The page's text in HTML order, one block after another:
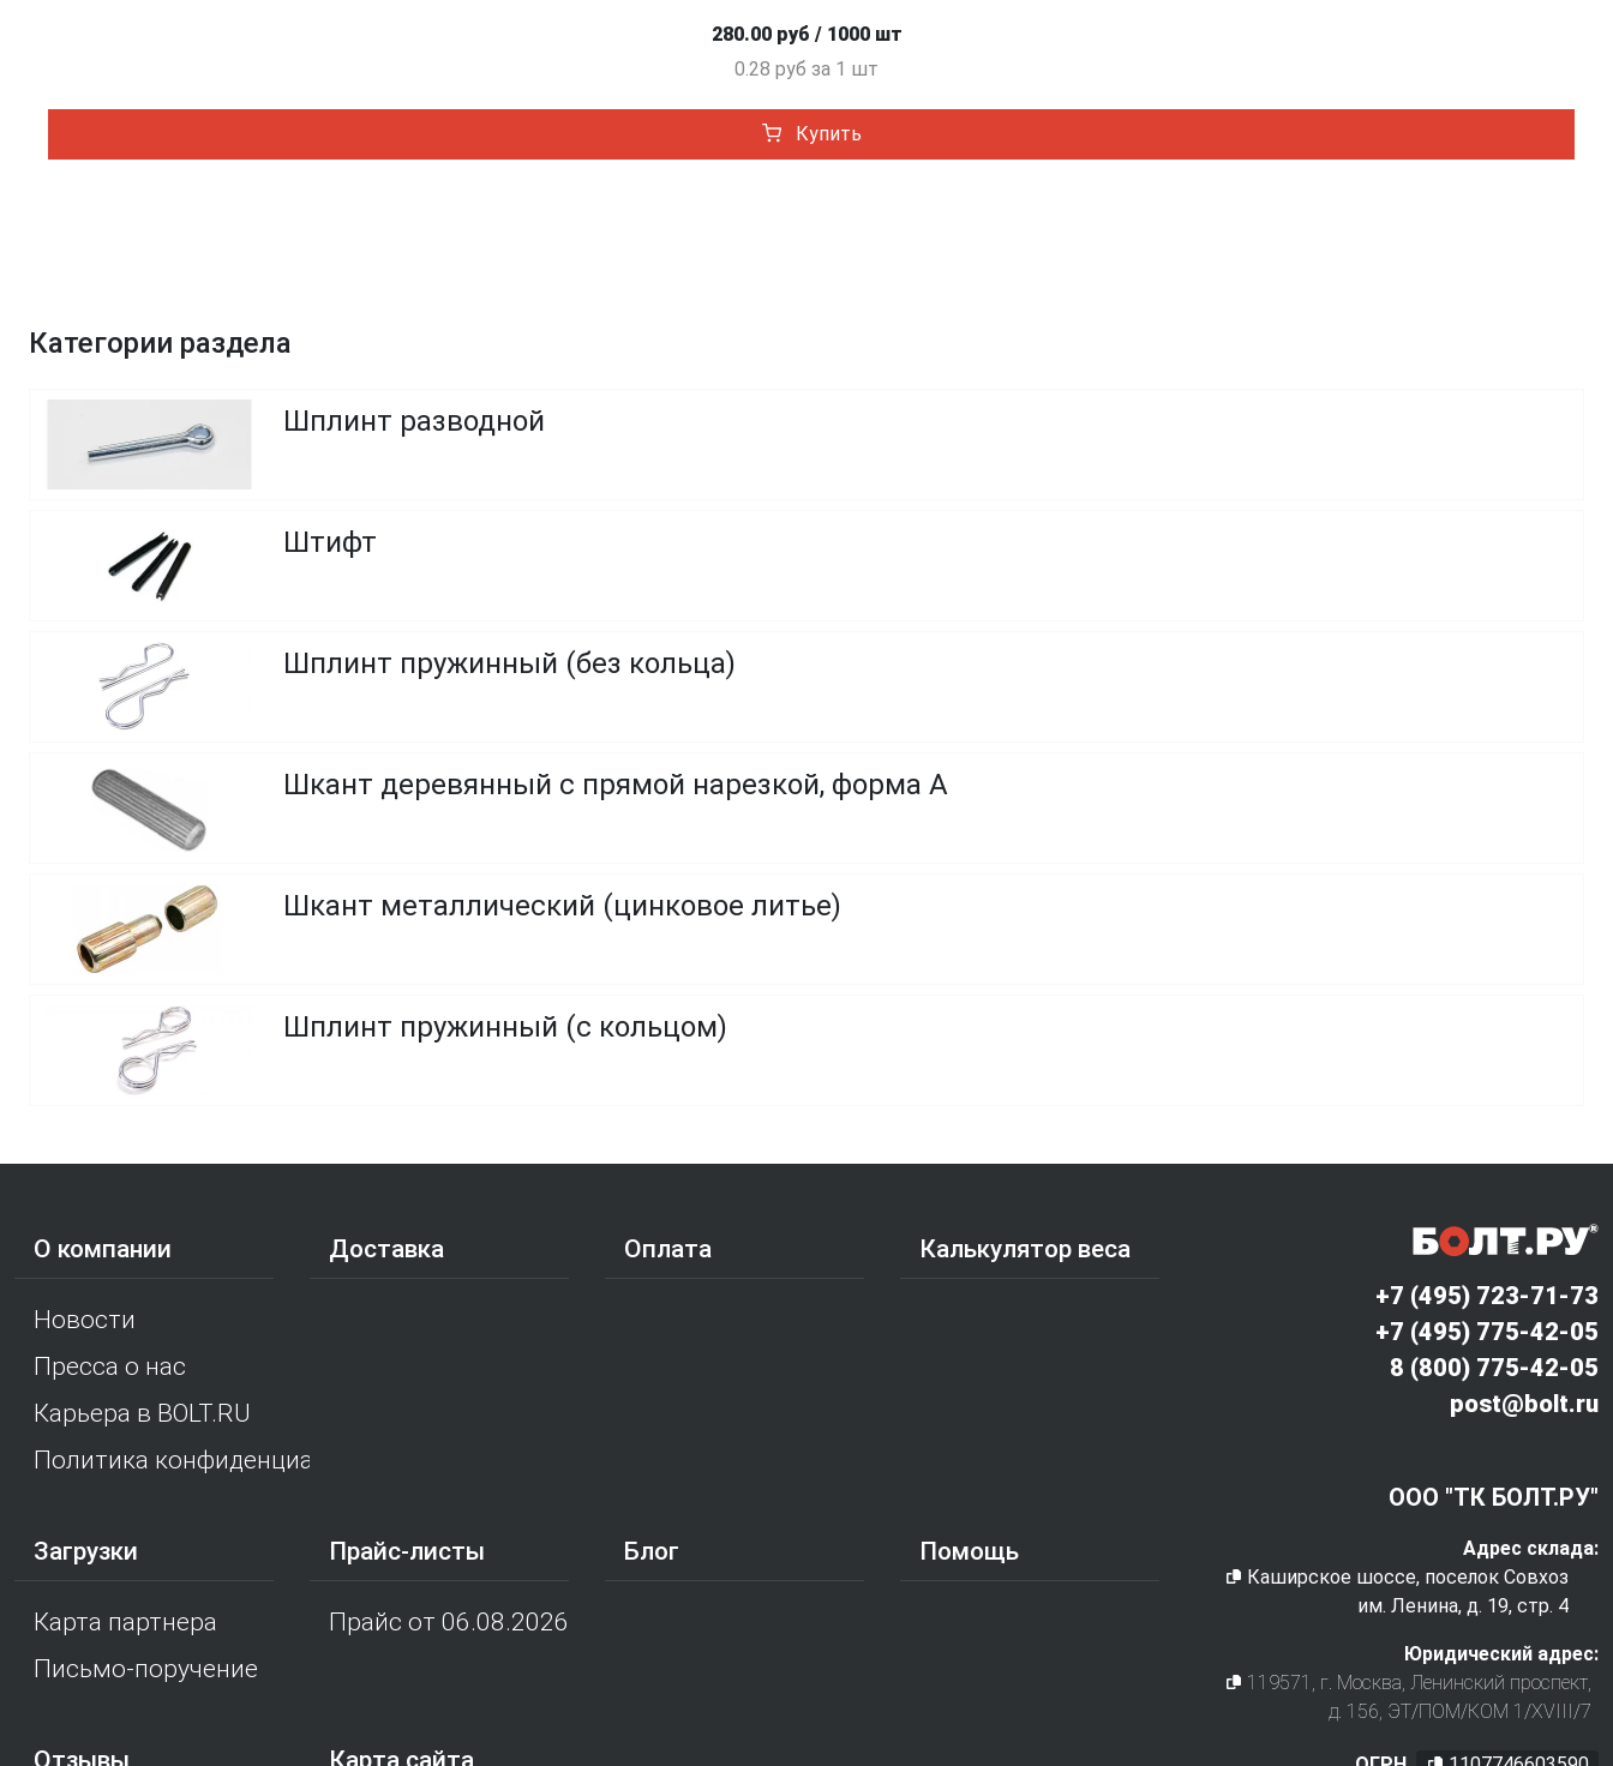
280.00 руб / 1000 шт
0.28 руб за 1 шт
Купить
Категории раздела
Шплинт разводной
Штифт
Шплинт пружинный (без кольца)
Шкант деревянный с прямой нарезкой, форма A
Шкант металлический (цинковое литье)
Шплинт пружинный (с кольцом)
О компании
Новости
Пресса о нас
Карьера в BOLT.RU
Политика конфиденциальности
Доставка Оплата Калькулятор веса
Загрузки
Карта партнера
Письмо-поручение
Прайс-листы
Прайс от 06.08.2026
Блог Помощь
+7 (495) 723-71-73
+7 (495) 775-42-05
8 (800) 775-42-05
post@bolt.ru
ООО "ТК БОЛТ.РУ"
Адрес склада:
Каширское шоссе, поселок Совхоз
им. Ленина, д. 19, стр. 4
Юридический адрес:
119571 , г. Москва, Ленинский проспект,
д. 156, ЭТ/ПОМ/КОМ 1/XVIII/7